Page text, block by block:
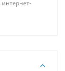
интернет-